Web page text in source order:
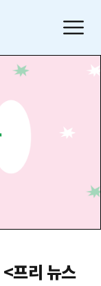
프리 뉴스